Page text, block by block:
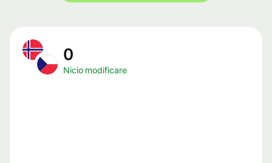
0
Nicio modificare